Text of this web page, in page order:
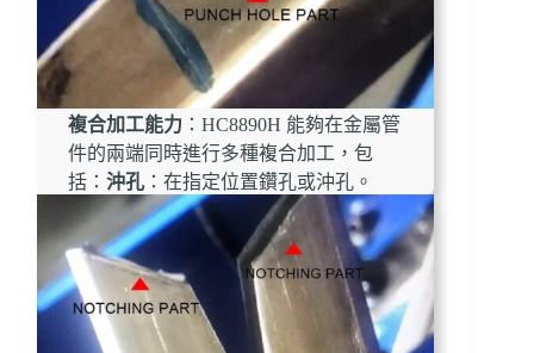
複合加工能力 ：HC8890H 能夠在金屬管
件的兩端同時進行多種複合加工，包
括：沖孔 ：在指定位置鑽孔或沖孔。